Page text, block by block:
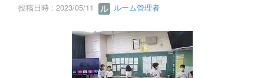
投稿日時 : 2023/05/11 ルーム管理者